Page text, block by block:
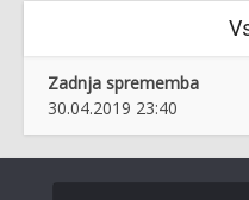
Zadnja sprememba
30.04.2019 23:40